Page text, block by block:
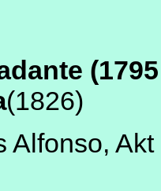
(1826)
Alfonso,